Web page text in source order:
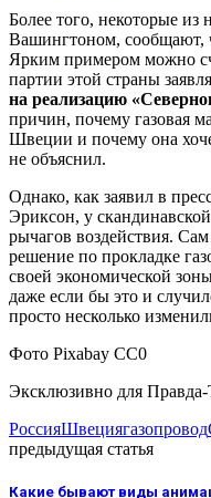
Более того, некоторые из
Вашингтоном, сообщают,
Ярким примером можно
партии этой страны
на реализацию
причин, почему газовая
Швеции и почему она
не объяснил.
Однако, как заявил в
Эриксон, у
рычагов воздействия.
решение по прокладке
своей экономической
даже если бы это и
просто несколько
Фото Pixabay СС0
Эксклюзивно для
РоссияШвециягазопровод
предыдущая статья
Какие бывают виды